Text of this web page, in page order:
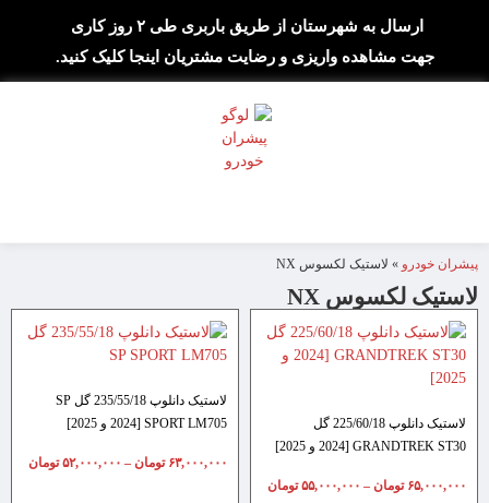
ارسال به شهرستان از طریق باربری طی ۲ روز کاری
جهت مشاهده واریزی و رضایت مشتریان اینجا کلیک کنید.
پیشران خودرو » لاستیک لکسوس NX
لاستیک لکسوس NX
لاستیک دانلوپ 225/60/18 گل
GRANDTREK ST30 [2024 و 2025]
۶۵,۰۰۰,۰۰۰ تومان – ۵۵,۰۰۰,۰۰۰ تومان
لاستیک دانلوپ 235/55/18 گل SP
SPORT LM705 [2024 و 2025]
۶۳,۰۰۰,۰۰۰ تومان – ۵۲,۰۰۰,۰۰۰ تومان